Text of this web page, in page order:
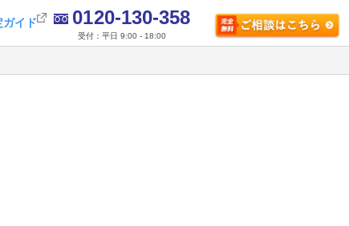
ガイド 0120-130-358
受付：平日 9:00 - 18:00